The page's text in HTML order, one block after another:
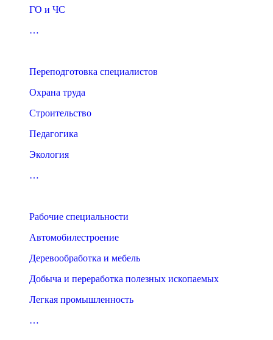
ГО и ЧС
…
Переподготовка специалистов
Охрана труда
Строительство
Педагогика
Экология
…
Рабочие специальности
Автомобилестроение
Деревообработка и мебель
Добыча и переработка полезных ископаемых
Легкая промышленность
…